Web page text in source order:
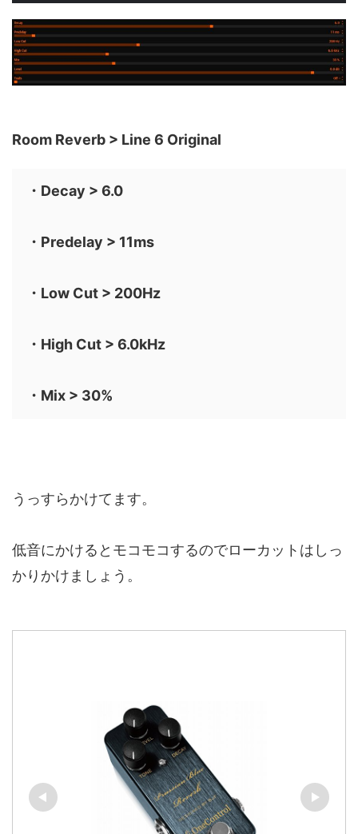
Room Reverb > Line 6 Original
・Decay > 6.0
・Predelay > 11ms
・Low Cut > 200Hz
・High Cut > 6.0kHz
・Mix > 30%
うっすらかけてます。
低音にかけるとモコモコするのでローカットはしっ
かりかけましょう。